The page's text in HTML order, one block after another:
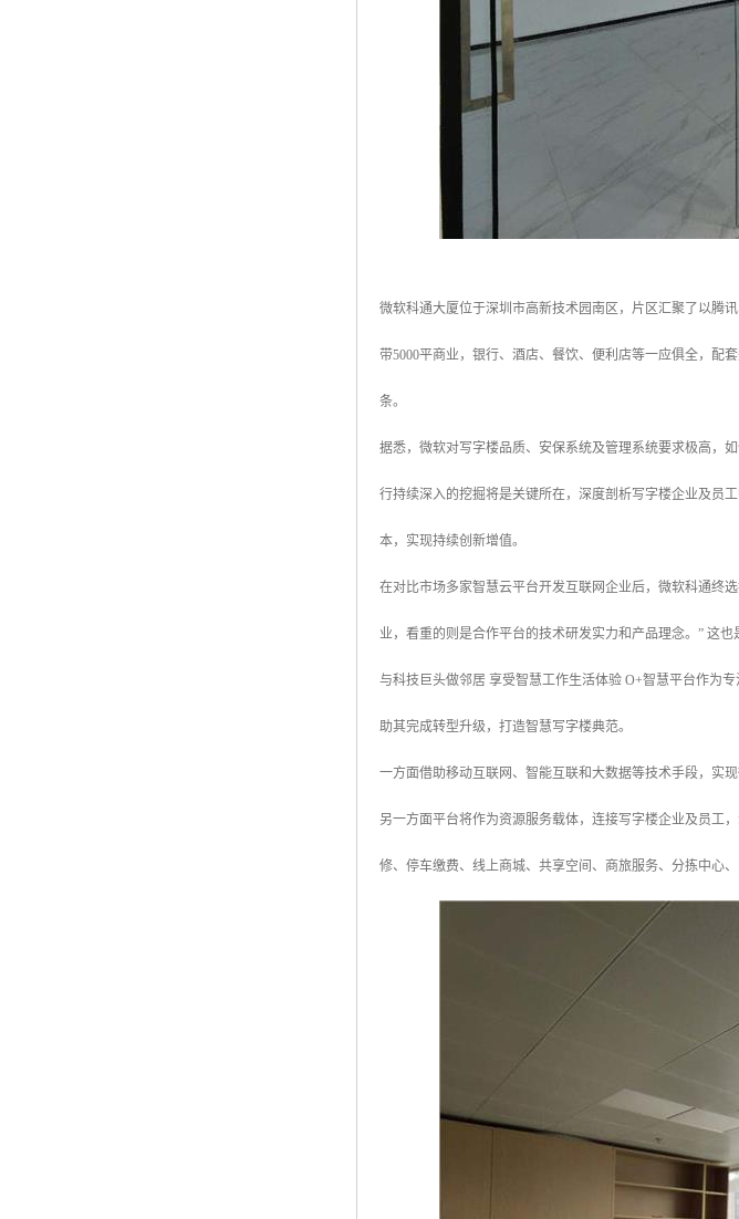
微软科通大厦位于深圳市高新技术园南区，片区汇聚了以腾
带5000平商业，银行、酒店、餐饮、便利店等一应俱全，配
条。
据悉，微软对写字楼品质、安保系统及管理系统要求极高，
行持续深入的挖掘将是关键所在，深度剖析写字楼企业及员
本，实现持续创新增值。
在对比市场多家智慧云平台开发互联网企业后，微软科通终
业，看重的则是合作平台的技术研发实力和产品理念。” 这
与科技巨头做邻居 享受智慧工作生活体验 O+智慧平台作为
助其完成转型升级，打造智慧写字楼典范。
一方面借助移动互联网、智能互联和大数据等技术手段，实
另一方面平台将作为资源服务载体，连接写字楼企业及员工
修、停车缴费、线上商城、共享空间、商旅服务、分拣中心